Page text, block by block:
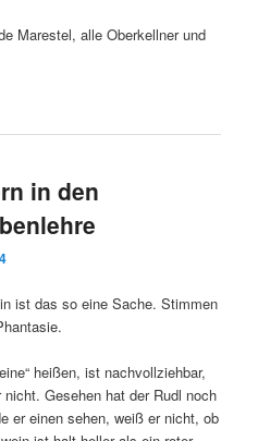
Marestel, alle Oberkellner und
in den
ist das so eine Sache. Stimmen
heißen, ist nachvollziehbar,
Gesehen hat der Rudl noch
er einen sehen, weiß er nicht, ob